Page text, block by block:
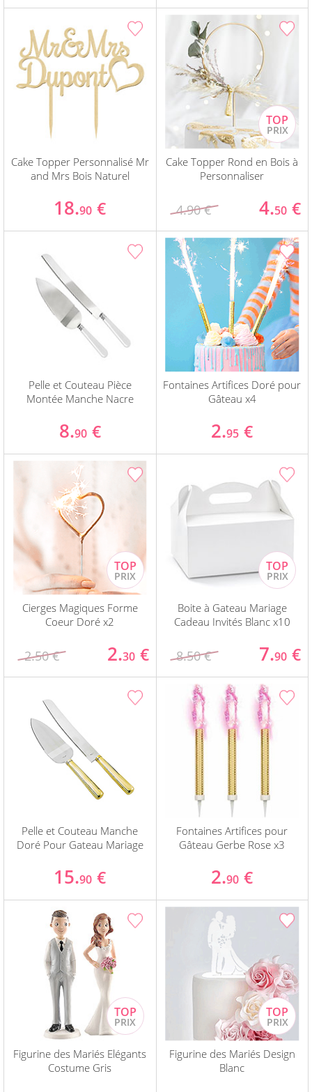
Cake Topper Personnalisé Mr
and Mrs Bois Naturel
18.90 €
Cake Topper Rond en Bois à
Personnaliser
4.90 € 4.50 €
Pelle et Couteau Pièce
Montée Manche Nacre
8.90 €
Fontaines Artifices Doré pour
Gâteau x4
2.95 €
Cierges Magiques Forme
Coeur Doré x2
2.50 € 2.30 €
Boite à Gateau Mariage
Cadeau Invités Blanc x10
8.50 € 7.90 €
Pelle et Couteau Manche
Doré Pour Gateau Mariage
15.90 €
Fontaines Artifices pour
Gâteau Gerbe Rose x3
2.90 €
Figurine des Mariés Elégants
Costume Gris
Figurine des Mariés Design
Blanc